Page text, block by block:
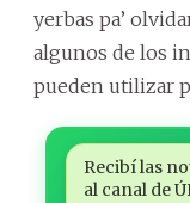
yerbas pa’
algunos de los
pueden utilizar
Recibí las
al canal de